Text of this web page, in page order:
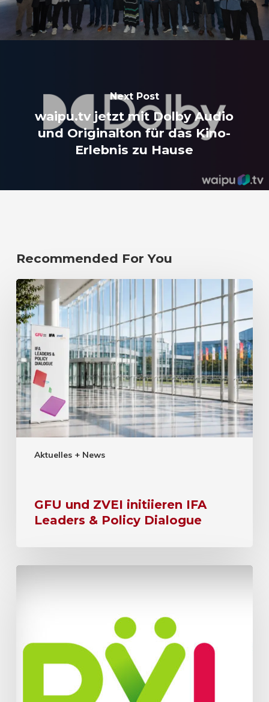
Next Post
waipu.tv jetzt mit Dolby Audio
und Originalton für das Kino-
Erlebnis zu Hause
Recommended For You
Aktuelles + News
GFU und ZVEI initiieren IFA
Leaders & Policy Dialogue